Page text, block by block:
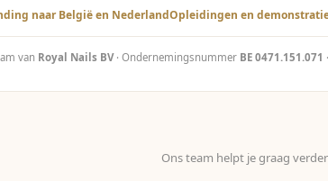
naar België en NederlandOpleidingen en
van Royal Nails BV· Ondernemingsnummer BE 0471.151.071
Ons team helpt je graag